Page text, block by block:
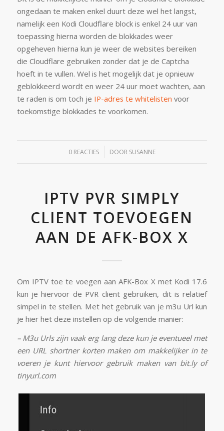
ongedaan te maken enkel duurt deze wel het langst,
namelijk een Kodi Cloudflare block is enkel 24 uur van
toepassing hierna worden de blokkades weer
opgeheven hierna kun je weer de websites bereiken
die Cloudflare gebruiken zonder dat je de Captcha
hoeft in te vullen. Wel is het mogelijk dat je opnieuw
geblokkeerd wordt en weer 24 uur moet wachten, aan
te raden is om toch je IP-adres te whitelisten voor
toekomstige blokkades te voorkomen.
0 REACTIES
/ DOOR SUSANNE
IPTV PVR SIMPLY
CLIENT TOEVOEGEN
AAN DE AFK-BOX X
Om IPTV toe te voegen aan AFK-Box X met Kodi 17.6
kun je hiervoor de PVR client gebruiken, dit is relatief
simpel in te stellen. Met het gebruik van je m3u Url kun
je hier het deze instellen op de volgende manier:
– M3u Urls zijn vaak erg lang deze kun je eventueel met
een URL shortner korten maken om makkelijker in te
voeren je kunt hiervoor gebruik maken van bit.ly of
tinyurl.com